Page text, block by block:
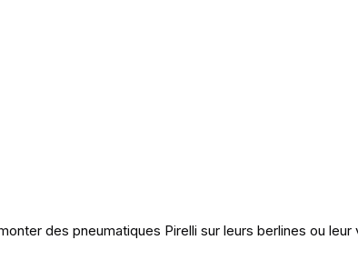
des pneumatiques Pirelli sur leurs berlines ou leur